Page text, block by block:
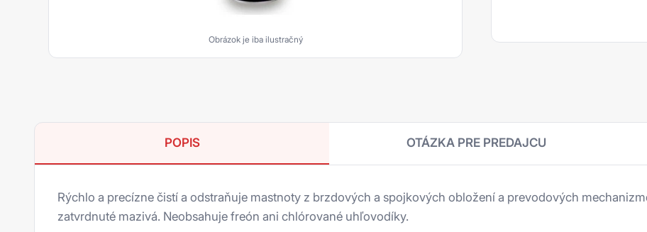
Akryláty
Polyuretány
Obrázok je iba ilustračný
POPIS OTÁZKA PRE PREDAJCU
Rýchlo a precízne čistí a odstraňuje mastnoty z brzdových a spojkových obložení a prevodových
zatvrdnuté mazivá. Neobsahuje freón ani chlórované uhľovodíky.